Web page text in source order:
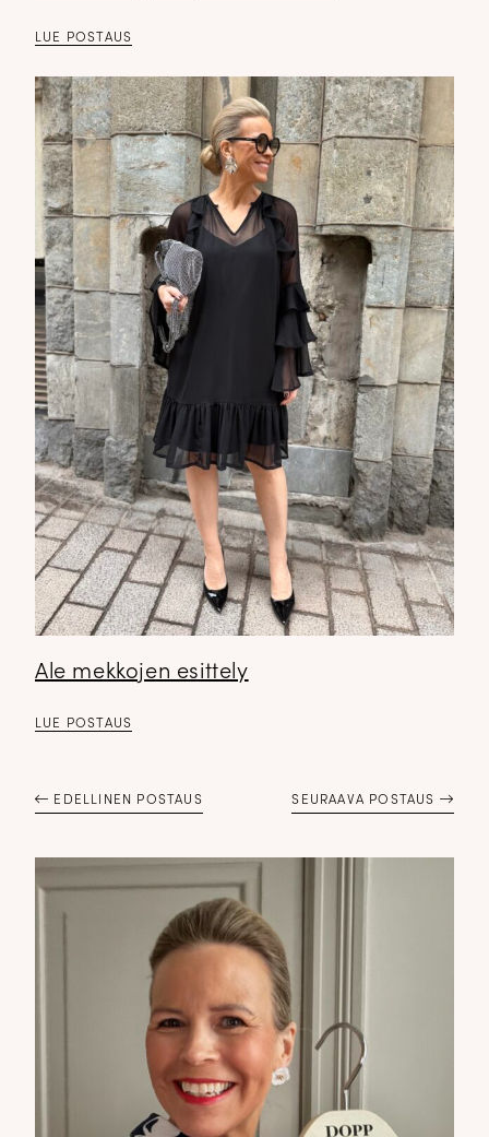
LUE POSTAUS
Ale mekkojen esittely
LUE POSTAUS
EDELLINEN POSTAUS SEURAAVA POSTAUS